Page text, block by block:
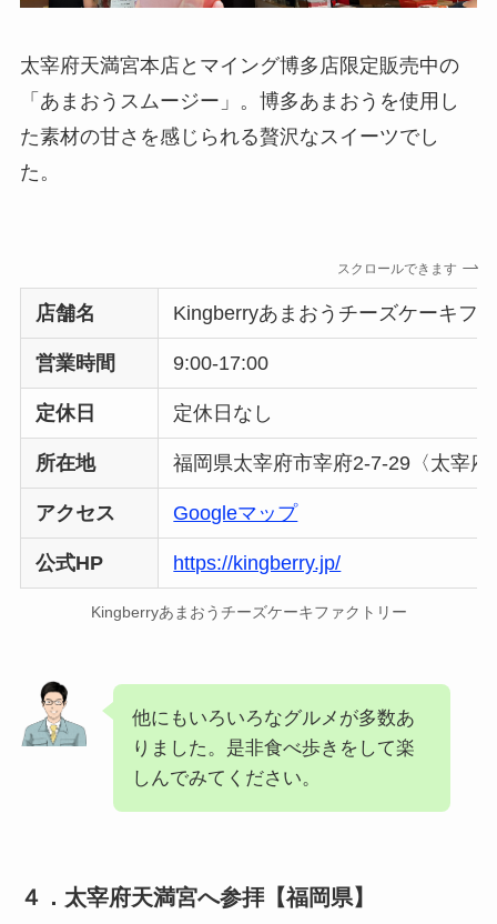
太宰府天満宮本店とマイング博多店限定販売中の
「あまおうスムージー」。博多あまおうを使用し
た素材の甘さを感じられる贅沢なスイーツでし
た。
スクロールできます
店舗名 Kingberryあまおうチーズケーキフ
営業時間 9:00-17:00
定休日 定休日なし
所在地 福岡県太宰府市宰府2-7-29〈太宰
アクセス Googleマップ
公式HP https://kingberry.jp/
Kingberryあまおうチーズケーキファクトリー
他にもいろいろなグルメが多数あ
りました。是非食べ歩きをして楽
しんでみてください。
４．太宰府天満宮へ参拝【福岡県】